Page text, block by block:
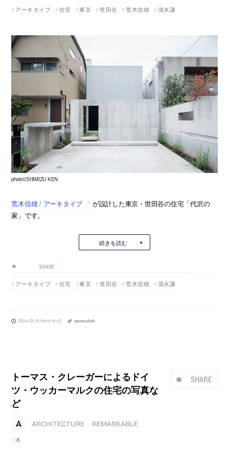
アーキタイプ 住宅 東京 世田谷 荒木信雄 清水謙
photo©SHIMIZU KEN
荒木信雄 / アーキタイプ
が設計した東京・世田谷の住宅「代沢の
家」です。
続きを読む
SHARE
アーキタイプ 住宅 東京 世田谷 荒木信雄 清水謙
2014.01.15 Wed 14:12 permalink
SHARE
トーマス・クレーガーによるドイ
ツ・ウッカーマルクの住宅の写真な
ど
ARCHITECTURE
REMARKABLE
木